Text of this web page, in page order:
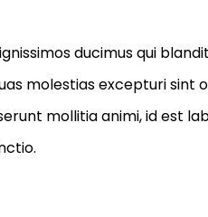
ducimus qui
molestias excepturi sint
mollitia animi, id est